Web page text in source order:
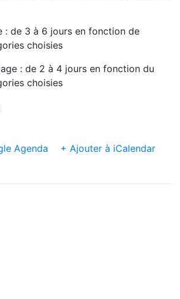
: de 3 à 6 jours en fonction de
choisies
: de 2 à 4 jours en fonction du
choisies
Agenda + Ajouter à iCalendar